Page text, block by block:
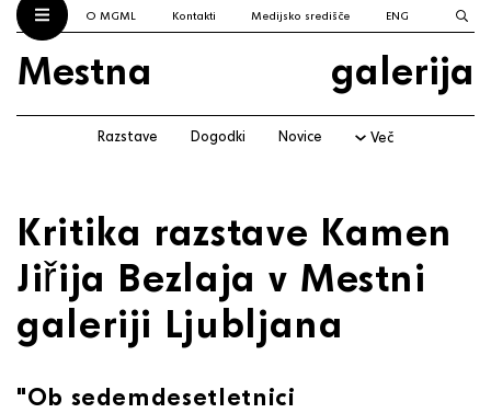
O MGML Kontakti Medijsko središče ENG
Mestna galerija
Razstave Dogodki Novice Več
Kritika razstave Kamen
Jiřija Bezlaja v Mestni
galeriji Ljubljana
"Ob sedemdesetletnici